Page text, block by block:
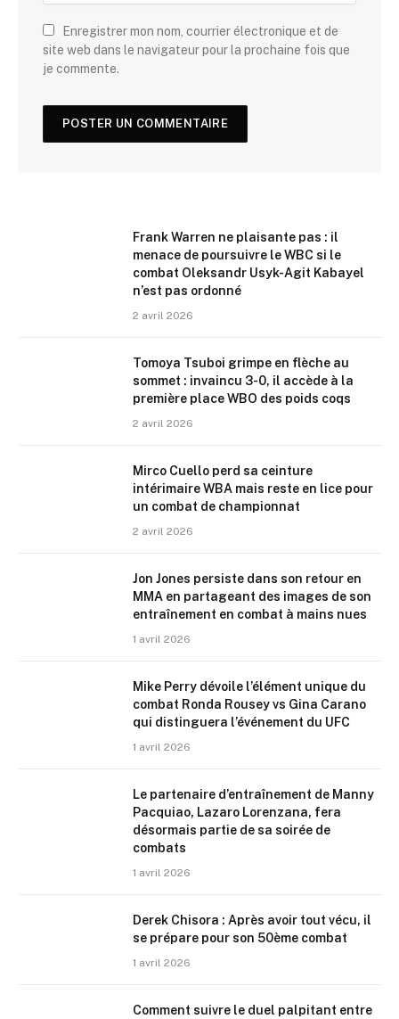
Enregistrer mon nom, courrier électronique et de
site web dans le navigateur pour la prochaine fois que
je commente.
Frank Warren ne plaisante pas : il
menace de poursuivre le WBC si le
combat Oleksandr Usyk-Agit Kabayel
n’est pas ordonné
2 avril 2026
Tomoya Tsuboi grimpe en flèche au
sommet : invaincu 3-0, il accède à la
première place WBO des poids coqs
2 avril 2026
Mirco Cuello perd sa ceinture
intérimaire WBA mais reste en lice pour
un combat de championnat
2 avril 2026
Jon Jones persiste dans son retour en
MMA en partageant des images de son
entraînement en combat à mains nues
1 avril 2026
Mike Perry dévoile l’élément unique du
combat Ronda Rousey vs Gina Carano
qui distinguera l’événement du UFC
1 avril 2026
Le partenaire d’entraînement de Manny
Pacquiao, Lazaro Lorenzana, fera
désormais partie de sa soirée de
combats
1 avril 2026
Derek Chisora : Après avoir tout vécu, il
se prépare pour son 50ème combat
1 avril 2026
Comment suivre le duel palpitant entre